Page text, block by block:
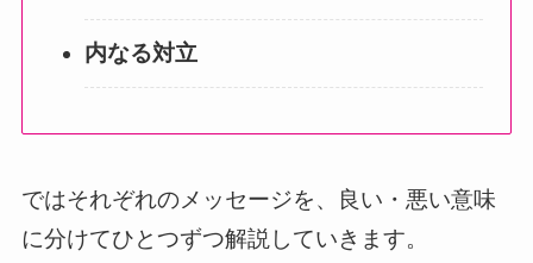
内なる対立
ではそれぞれのメッセージを、良い・悪い意味
に分けてひとつずつ解説していきます。